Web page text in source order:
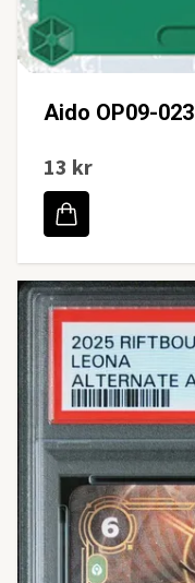
Aido OP09-023
13 kr